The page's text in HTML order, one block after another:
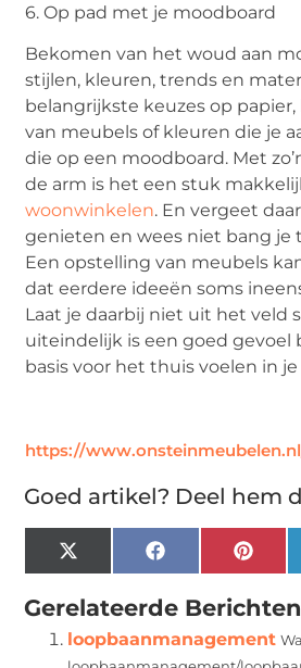
6. Op pad met je moodboard
Bekomen van het woud aan
stijlen, kleuren, trends en
belangrijkste keuzes op papier,
van meubels of kleuren die je
die op een moodboard. Met
de arm is het een stuk
woonwinkelen. En vergeet
genieten en wees niet bang je
Een opstelling van meubels
dat eerdere ideeën soms
Laat je daarbij niet uit het veld
uiteindelijk is een goed gevoel
basis voor het thuis voelen in
https://
Goed artikel? Deel hem
X
(Twitter)
Facebook
Gerelateerde
loopbaanmanagement